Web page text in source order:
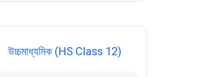
উচ্চমাধ্যমিক (HS Class 12)